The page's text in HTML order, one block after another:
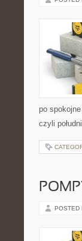
po
czyli
POSTED